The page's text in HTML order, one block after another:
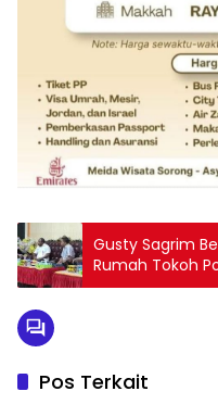
Gusty Sagrim
Rumah Tokoh
Pos Terkait